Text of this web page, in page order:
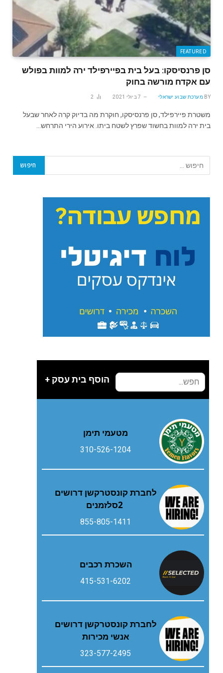
FEATURED
סן פרנסיסקו: בעל בית בפיירפילד ירה למוות בפולש
עם אקדח מורשה בחוק
BY מערכת שבוע ישראלי 7 ביולי 2021 2
משטרת פיירפילד, סן פרנסיסקו, חוקרת מה בדיוק קרה לאחר שבעל
בית ירה למוות בחשוד שפרץ לשטח ביתו. אירוע הירי התרחש…
הוסף בית עסק +
מטעמי תימן
310-526-1204
‬2‭ ‬סלזמנים
855-805-1411
השכרת רכבים
415-531-6202
לחברת קונסטרקשן דרושים
אנשי מכירות
323-577-2495